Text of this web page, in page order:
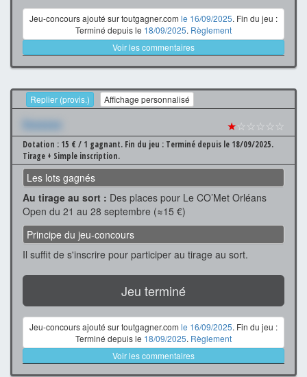
Jeu-concours ajouté sur toutgagner.com le 16/09/2025. Fin du jeu :
Terminé depuis le 18/09/2025. Règlement
Voir les commentaires
Replier (provis.) Affichage personnalisé
Xxxxxxx ★☆☆☆☆☆
Dotation : 15 € / 1 gagnant. Fin du jeu : Terminé depuis le 18/09/2025.
Tirage + Simple inscription.
Les lots gagnés
Au tirage au sort : Des places pour Le CO’Met Orléans
Open du 21 au 28 septembre (≈15 €)
Principe du jeu-concours
Il suffit de s'inscrire pour participer au tirage au sort.
Jeu terminé
Jeu-concours ajouté sur toutgagner.com le 16/09/2025. Fin du jeu :
Terminé depuis le 18/09/2025. Règlement
Voir les commentaires